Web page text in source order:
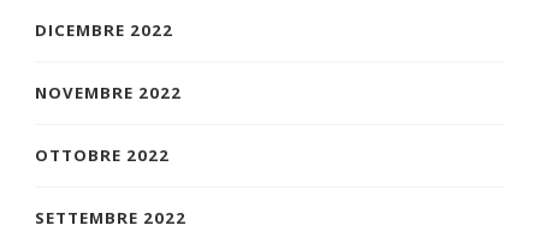
DICEMBRE 2022
NOVEMBRE 2022
OTTOBRE 2022
SETTEMBRE 2022